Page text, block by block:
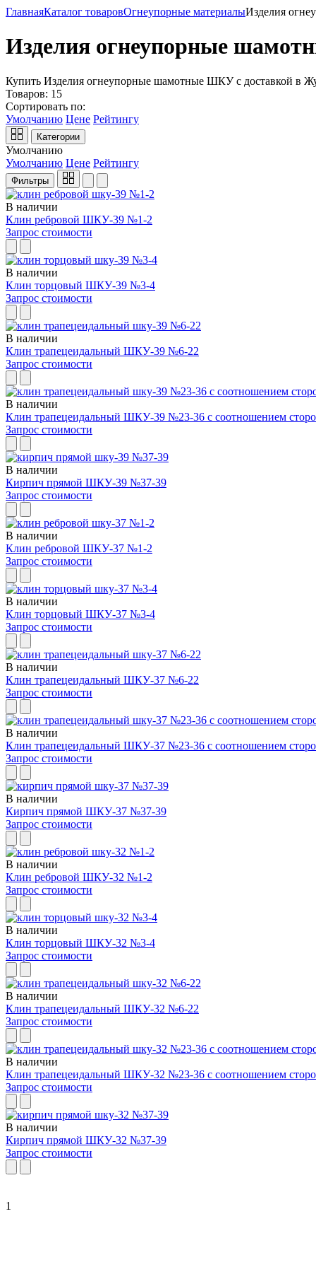
ГлавнаяКаталог товаровОгнеупорные материалыИзделия
Изделия огнеупорные
Купить Изделия огнеупорные шамотные ШКУ с доставкой в
Товаров: 15
Сортировать по:
Умолчанию Цене Рейтингу
Категории
Умолчанию
Умолчанию Цене Рейтингу
Фильтры
В наличии
Клин ребровой ШКУ-39 №1-2
Запрос стоимости
В наличии
Клин торцовый ШКУ-39 №3-4
Запрос стоимости
В наличии
Клин трапецеидальный ШКУ-39 №6-22
Запрос стоимости
В наличии
Клин трапецеидальный ШКУ-39 №23-36 с соотношением
Запрос стоимости
В наличии
Кирпич прямой ШКУ-39 №37-39
Запрос стоимости
В наличии
Клин ребровой ШКУ-37 №1-2
Запрос стоимости
В наличии
Клин торцовый ШКУ-37 №3-4
Запрос стоимости
В наличии
Клин трапецеидальный ШКУ-37 №6-22
Запрос стоимости
В наличии
Клин трапецеидальный ШКУ-37 №23-36 с соотношением
Запрос стоимости
В наличии
Кирпич прямой ШКУ-37 №37-39
Запрос стоимости
В наличии
Клин ребровой ШКУ-32 №1-2
Запрос стоимости
В наличии
Клин торцовый ШКУ-32 №3-4
Запрос стоимости
В наличии
Клин трапецеидальный ШКУ-32 №6-22
Запрос стоимости
В наличии
Клин трапецеидальный ШКУ-32 №23-36 с соотношением
Запрос стоимости
В наличии
Кирпич прямой ШКУ-32 №37-39
Запрос стоимости
1